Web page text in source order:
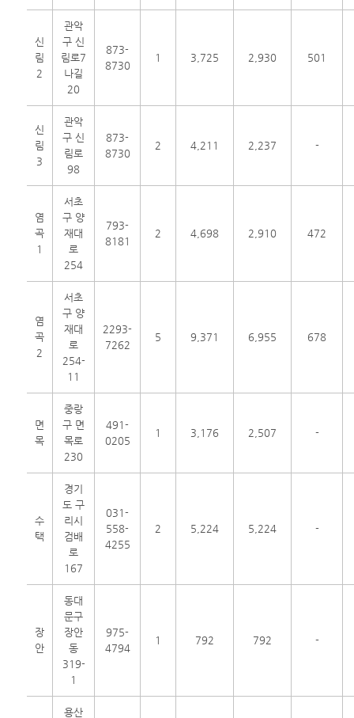
신
림
2
관악
구 신
림로7
나길
20
873-
8730
1 3,725 2,930 501
신
림
3
관악
구 신
림로
98
873-
8730
2 4,211 2,237 -
염
곡
1
서초
구 양
재대
로
254
793-
8181
2 4,698 2,910 472
염
곡
2
서초
구 양
재대
로
254-
11
2293-
7262
5 9,371 6,955 678
면
목
중랑
구 면
목로
230
491-
0205
1 3,176 2,507 -
수
택
경기
도 구
리시
검배
로
167
031-
558-
4255
2 5,224 5,224 -
장
안
동대
문구
장안
동
319-
1
975-
4794
1 792 792 -
용산